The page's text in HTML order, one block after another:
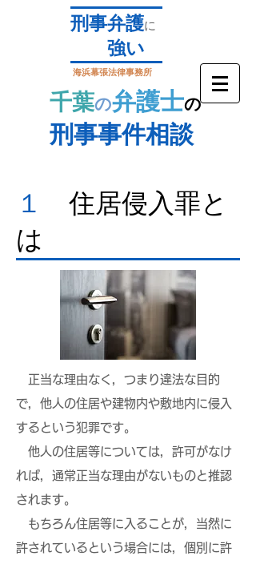
刑事弁護に
強い
海浜幕張法律事務所
​千葉の弁護士の
刑事事件相談
１ ​住居侵入罪と
は
正当な理由なく，つまり違法な目的
で，他人の住居や建物内や敷地内に侵入
するという犯罪です。
他人の住居等については，許可がなけ
れば，通常正当な理由がないものと推認
されます。
もちろん住居等に入ることが，当然に
許されているという場合には，個別に許